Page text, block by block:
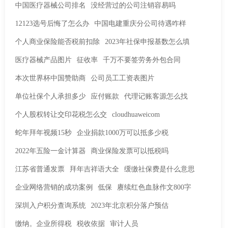
中国医疗器械公司排名 没经营过的公司注销容易吗
12123选号后悔了怎么办 中国电建重庆分公司待遇咋样
个人商业保险能否税前扣除 2023年社保申报基数怎么填
医疗器械产品图片 征收率 千万不要签劳务外包合同
本次世界杯中国赞助商 公司员工工资表图片
单位社保个人承担多少 应付账款 代理记账客源怎么找
个人股权转让交印花税怎么交 cloudhuaweicom
蛇年拜年视频15秒 企业捐款1000万可以抵多少税
2022年五险一金计算器 商业保险发票可以抵税吗
江苏省普通发票 拜年吉祥语大全 缓缴社保费是什么意思
企业网络营销的成功案例 低保 赓续红色血脉作文800字
深圳入户积分查询系统 2023年北京积分落户预估
缴纳。企业所得税 税收依据 审计人员